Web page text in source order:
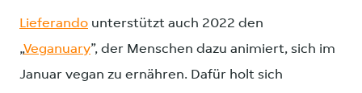
Lieferando unterstützt auch 2022 den
„Veganuary”, der Menschen dazu animiert, sich im
Januar vegan zu ernähren. Dafür holt sich